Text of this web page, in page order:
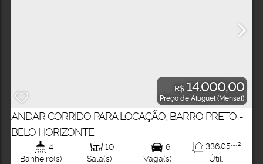
R$ 14.000,00
Preço de Aluguel (Mensal)
ANDAR CORRIDO PARA LOCAÇÃO, BARRO PRETO -
BELO HORIZONTE
4
Banheiro(s)
10
Sala(s)
6
Vaga(s)
Útil:
336.05m²